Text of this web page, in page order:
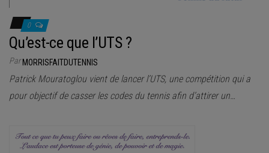
0
Qu’est-ce que l’UTS ?
ParMORRISFAITDUTENNIS
Patrick Mouratoglou vient de lancer l’UTS, une compétition qui a
pour objectif de casser les codes du tennis afin d’attirer un…